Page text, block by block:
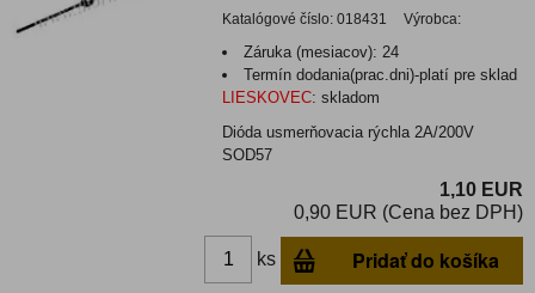
Katalógové číslo: 018431 Výrobca:
Záruka (mesiacov): 24
Termín dodania(prac.dni)-platí pre sklad
LIESKOVEC: skladom
Dióda usmerňovacia rýchla 2A/200V
SOD57
1,10 EUR
0,90 EUR (Cena bez DPH)
ks Pridať do košíka